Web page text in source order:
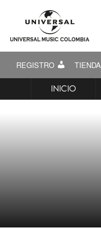
REGISTRO TIENDA
INICIO